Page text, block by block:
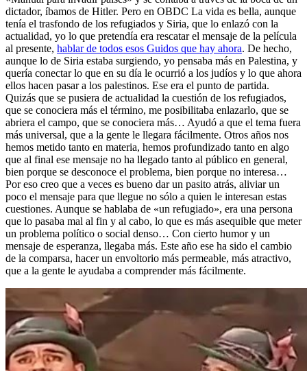
dictador, íbamos de Hitler. Pero en OBDC La vida es bella, aunque
tenía el trasfondo de los refugiados y Siria, que lo enlazó con la
actualidad, yo lo que pretendía era rescatar el mensaje de la película
al presente, hablar de todos esos Guidos que hay ahora. De hecho,
aunque lo de Siria estaba surgiendo, yo pensaba más en Palestina, y
quería conectar lo que en su día le ocurrió a los judíos y lo que ahora
ellos hacen pasar a los palestinos. Ese era el punto de partida.
Quizás que se pusiera de actualidad la cuestión de los refugiados,
que se conociera más el término, me posibilitaba enlazarlo, que se
abriera el campo, que se conociera más… Ayudó a que el tema fuera
más universal, que a la gente le llegara fácilmente. Otros años nos
hemos metido tanto en materia, hemos profundizado tanto en algo
que al final ese mensaje no ha llegado tanto al público en general,
bien porque se desconoce el problema, bien porque no interesa…
Por eso creo que a veces es bueno dar un pasito atrás, aliviar un
poco el mensaje para que llegue no sólo a quien le interesan estas
cuestiones. Aunque se hablaba de «un refugiado», era una persona
que lo pasaba mal al fin y al cabo, lo que es más asequible que meter
un problema político o social denso… Con cierto humor y un
mensaje de esperanza, llegaba más. Este año ese ha sido el cambio
de la comparsa, hacer un envoltorio más permeable, más atractivo,
que a la gente le ayudaba a comprender más fácilmente.